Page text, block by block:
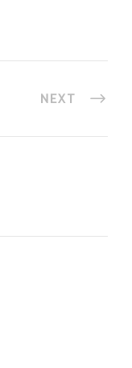
NEXT